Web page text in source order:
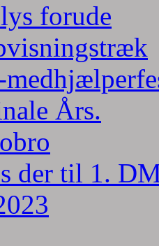
forude
Års.
der til 1.